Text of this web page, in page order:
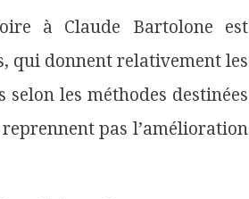
à Claude Bartolone est
qui donnent relativement les
les méthodes destinées
pas l’amélioration